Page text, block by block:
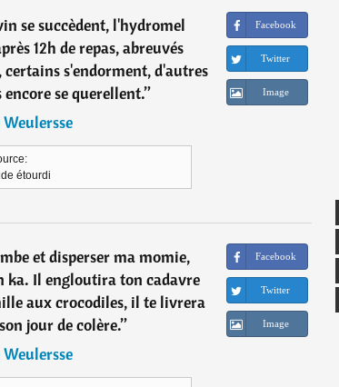
se succèdent, l'hydromel
12h de repas, abreuvés
s'endorment, d'autres
se querellent.”
étourdi
Facebook
Twitter
Image
et disperser ma momie,
ka. Il engloutira ton cadavre
aux crocodiles, il te livrera
jour de colère.”
Facebook
Twitter
Image